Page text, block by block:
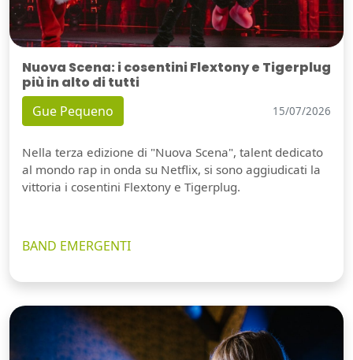
Nuova Scena: i cosentini Flextony e Tigerplug
più in alto di tutti
Gue Pequeno 15/07/2026
Nella terza edizione di "Nuova Scena", talent dedicato
al mondo rap in onda su Netflix, si sono aggiudicati la
vittoria i cosentini Flextony e Tigerplug.
BAND EMERGENTI